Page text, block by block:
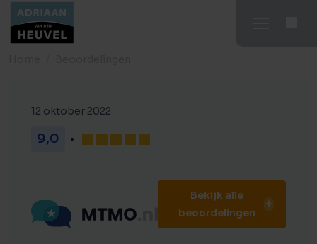
12 oktober 2022
9,0
Bekijk alle
beoordelingen